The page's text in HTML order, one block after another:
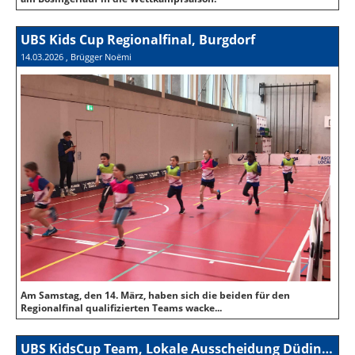
UBS Kids Cup Regionalfinal, Burgdorf
14.03.2026 , Brügger Noëmi
Am Samstag, den 14. März, haben sich die beiden für den
Regionalfinal qualifizierten Teams wacke...
UBS KidsCup Team, Lokale Ausscheidung Düdingen